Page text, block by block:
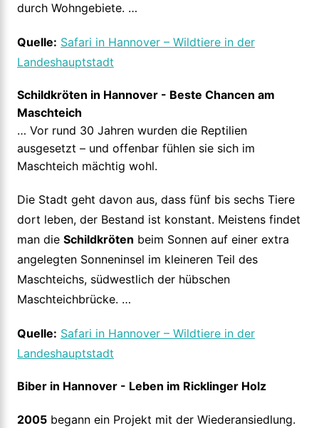
durch Wohngebiete. …
Quelle: Safari in Hannover – Wildtiere in der
Landeshauptstadt
Schildkröten in Hannover - Beste Chancen am
Maschteich
… Vor rund 30 Jahren wurden die Reptilien
ausgesetzt – und offenbar fühlen sie sich im
Maschteich mächtig wohl.
Die Stadt geht davon aus, dass fünf bis sechs Tiere
dort leben, der Bestand ist konstant. Meistens findet
man die Schildkröten beim Sonnen auf einer extra
angelegten Sonneninsel im kleineren Teil des
Maschteichs, südwestlich der hübschen
Maschteichbrücke. …
Quelle: Safari in Hannover – Wildtiere in der
Landeshauptstadt
Biber in Hannover - Leben im Ricklinger Holz
2005begann ein Projekt mit der Wiederansiedlung.